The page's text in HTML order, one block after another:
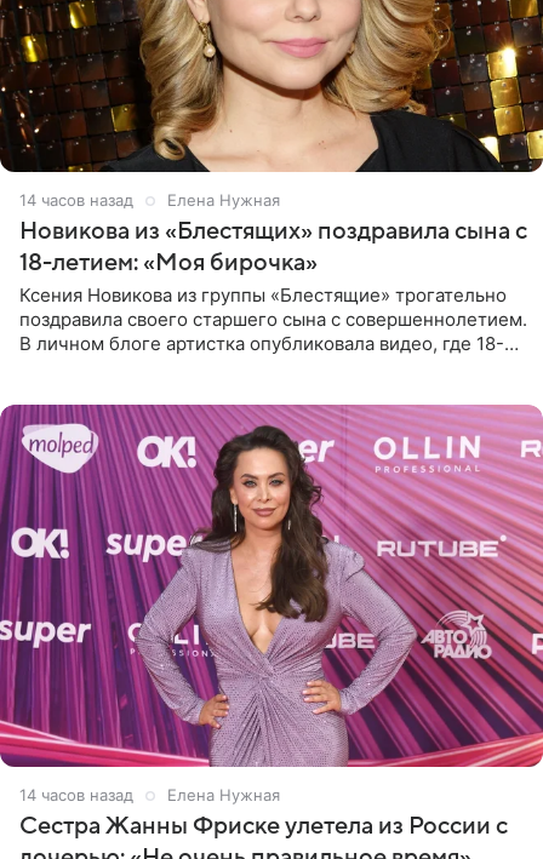
14 часов назад Елена Нужная
Новикова из «Блестящих» поздравила сына с
18-летием: «Моя бирочка»
Ксения Новикова из группы «Блестящие» трогательно
поздравила своего старшего сына с совершеннолетием.
В личном блоге артистка опубликовала видео, где 18-
14 часов назад Елена Нужная
Сестра Жанны Фриске улетела из России с